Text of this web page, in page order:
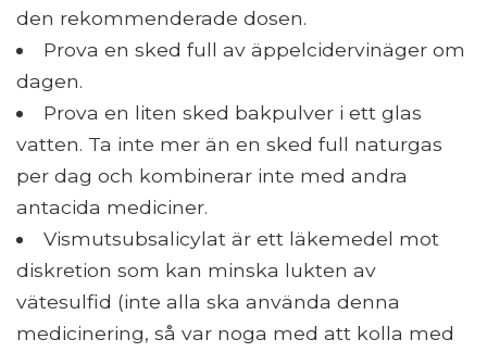
den rekommenderade dosen.
Prova en sked full av äppelcidervinäger om
dagen.
Prova en liten sked bakpulver i ett glas
vatten. Ta inte mer än en sked full naturgas
per dag och kombinerar inte med andra
antacida mediciner.
Vismutsubsalicylat är ett läkemedel mot
diskretion som kan minska lukten av
vätesulfid (inte alla ska använda denna
medicinering, så var noga med att kolla med